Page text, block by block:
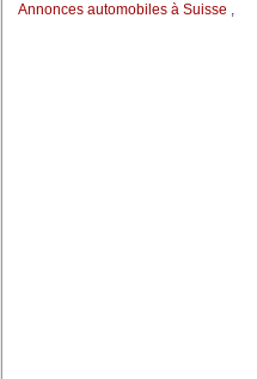
Annonces automobiles à Suisse ,